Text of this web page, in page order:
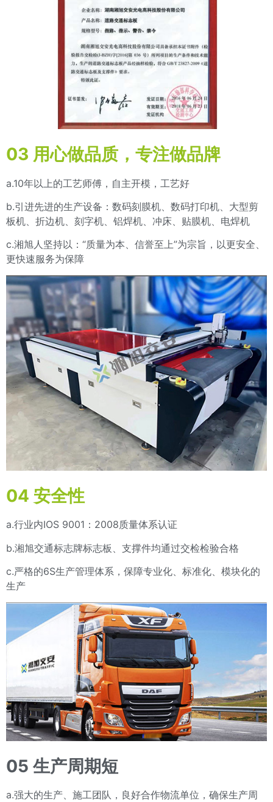
03 用心做品质，专注做品牌
a.10年以上的工艺师傅，自主开模，工艺好
b.引进先进的生产设备：数码刻膜机、数码打印机、大型剪
板机、折边机、刻字机、铝焊机、冲床、贴膜机、电焊机
c.湘旭人坚持以：“质量为本、信誉至上”为宗旨，以更安全、
更快速服务为保障
04 安全性
a.行业内IOS 9001：2008质量体系认证
b.湘旭交通标志牌标志板、支撑件均通过交检检验合格
c.严格的6S生产管理体系，保障专业化、标准化、模块化的
生产
05 生产周期短
a.强大的生产、施工团队，良好合作物流单位，确保生产周